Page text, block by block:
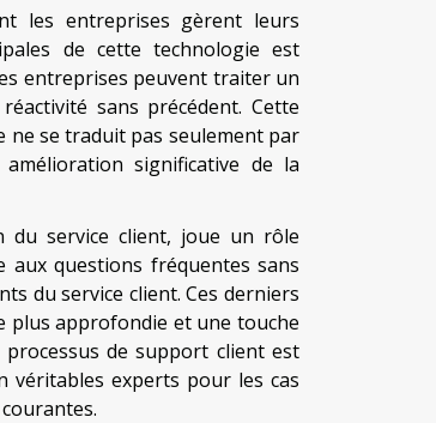
les entreprises gèrent leurs
de cette technologie est
entreprises peuvent traiter un
sans précédent. Cette
ne se traduit pas seulement par
significative de la
du service client, joue un rôle
aux questions fréquentes sans
du service client. Ces derniers
plus approfondie et une touche
de support client est
véritables experts pour les cas